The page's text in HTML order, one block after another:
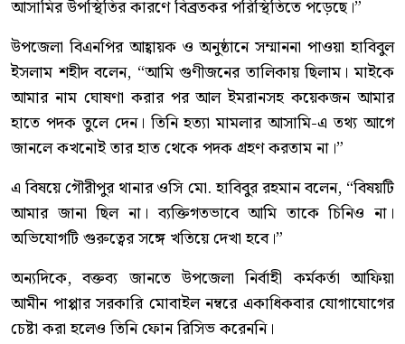
আসামির উপস্থিতির কারণে বিব্রতকর পরিস্থিতিতে পড়েছে।”
উপজেলা বিএনপির আহ্বায়ক ও অনুষ্ঠানে সম্মাননা পাওয়া হাবিবুল
ইসলাম শহীদ বলেন, “আমি গুণীজনের তালিকায় ছিলাম। মাইকে
আমার নাম ঘোষণা করার পর আল ইমরানসহ কয়েকজন আমার
হাতে পদক তুলে দেন। তিনি হত্যা মামলার আসামি-এ তথ্য আগে
জানলে কখনোই তার হাত থেকে পদক গ্রহণ করতাম না।”
এ বিষয়ে গৌরীপুর থানার ওসি মো. হাবিবুর রহমান বলেন, “বিষয়টি
আমার জানা ছিল না। ব্যক্তিগতভাবে আমি তাকে চিনিও না।
অভিযোগটি গুরুত্বের সঙ্গে খতিয়ে দেখা হবে।”
অন্যদিকে, বক্তব্য জানতে উপজেলা নির্বাহী কর্মকর্তা আফিয়া
আমীন পাপ্পার সরকারি মোবাইল নম্বরে একাধিকবার যোগাযোগের
চেষ্টা করা হলেও তিনি ফোন রিসিভ করেননি।